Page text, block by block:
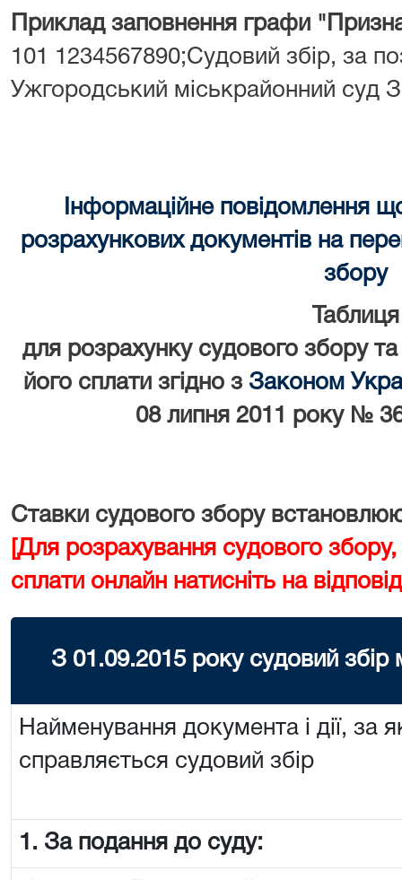
Приклад заповнення графи
101 1234567890;Судовий збір, за
Ужгородський міськрайонний суд
Інформаційне повідомлення
розрахункових документів на
збору
Таблиця
для розрахунку судового збору
його сплати згідно з Законом
08 липня 2011 року №
Ставки судового збору
[Для розрахування судового
сплати онлайн натисніть на
З 01.09.2015 року судовий
Найменування документа і дії, за
справляється судовий збір
1. За подання до суду: